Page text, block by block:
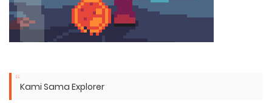
Kami Sama Explorer